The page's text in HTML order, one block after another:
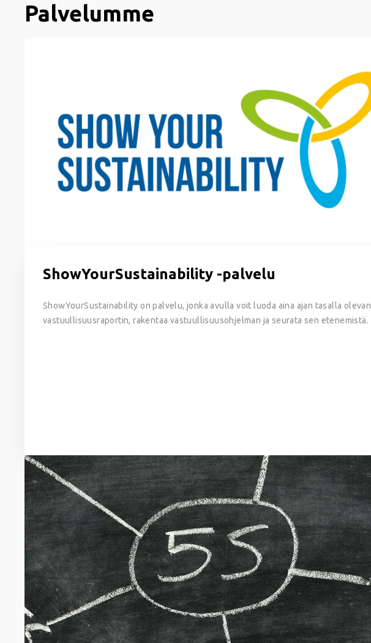
Palvelumme
ShowYourSustainability -palvelu
ShowYourSustainability on palvelu, jonka avulla voit luoda aina ajan tasalla olevan
vastuullisuusraportin, rakentaa vastuullisuusohjelman ja seurata sen etenemistä.